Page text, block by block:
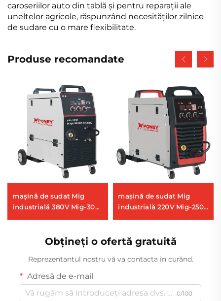
caroseriilor auto din tablă și pentru reparații ale
uneltelor agricole, răspunzând necesităților zilnice
de sudare cu o mare flexibilitate.
Produse recomandate
mașină de sudat Mig
industrială 380V Mig-300
mașină de sudat Mig/Mag
mașină de sudat Mig
industrială 220V Mig-250R
mașină de sudat Mig/Mag
Obțineți o ofertă gratuită
Reprezentantul nostru vă va contacta în curând.
Adresă de e-mail
0/100